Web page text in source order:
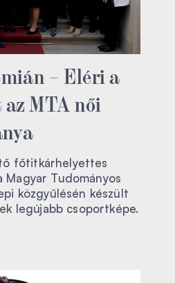
– Eléri a
MTA női
főtitkárhelyettes
Magyar Tudományos
közgyűlésén készült
legújabb csoportképe.